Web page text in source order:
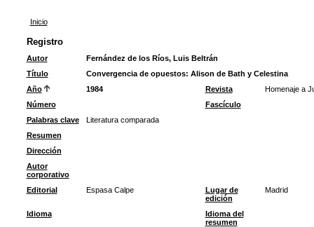
Inicio
Registro
Autor
Fernández de los Ríos, Luis Beltrán
Título
Convergencia de opuestos: Alison de Bath y Celestina
Año
1984 Revista
Homenaje a
Número
Fascículo
Palabras clave
Literatura comparada
Resumen
Dirección
Autor
corporativo
Editorial
Espasa Calpe
Lugar de
edición
Madrid
Idioma
Idioma del
resumen